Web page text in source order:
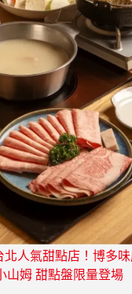
北人氣甜點店！博多味
山姆 甜點盤限量登場